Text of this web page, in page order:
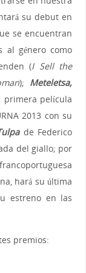
su debut en
se encuentran
al género como
(I Sell the
); Meteletsa,
primera película
2013 con su
de Federico
del giallo; por
hará su última
estreno en las
premios: